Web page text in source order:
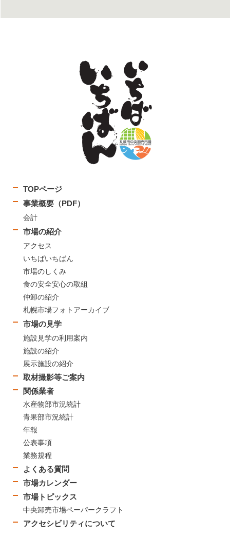
TOPページ
事業概要（PDF）
会計
市場の紹介
アクセス
いちばいちばん
市場のしくみ
食の安全安心の取組
仲卸の紹介
札幌市場フォトアーカイブ
市場の見学
施設見学の利用案内
施設の紹介
展示施設の紹介
取材撮影等ご案内
関係業者
水産物部市況統計
青果部市況統計
年報
公表事項
業務規程
よくある質問
市場カレンダー
市場トピックス
中央卸売市場ペーパークラフト
アクセシビリティについて